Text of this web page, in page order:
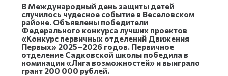
В Международный день защиты детей
случилось чудесное событие в Веселовском
районе. Объявлены победители
Федерального конкурса лучших проектов
«Конкурс первичных отделений Движения
Первых» 2025–2026 годов. Первичное
отделение Садковской школы победила в
номинации «Лига возможностей» и выиграло
грант 200 000 рублей.